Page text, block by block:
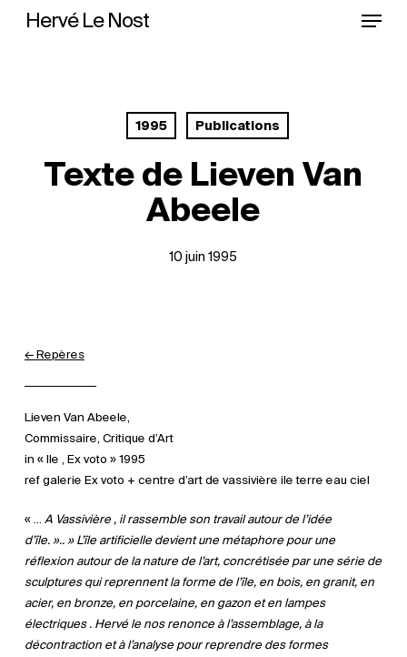
Hervé Le Nost Menu
1995 Publications
Texte de Lieven Van
Abeele
10 juin 1995
← Repères
Lieven Van Abeele,
Commissaire, Critique d’Art
in « Ile , Ex voto » 1995
ref galerie Ex voto + centre d’art de vassivière ile terre eau ciel
« … A Vassivière , il rassemble son travail autour de l’idée
d’île. ».. » L’île artificielle devient une métaphore pour une
réflexion autour de la nature de l’art, concrétisée par une série de
sculptures qui reprennent la forme de l’île, en bois, en granit, en
acier, en bronze, en porcelaine, en gazon et en lampes
électriques . Hervé le nos renonce à l’assemblage, à la
décontraction et à l’analyse pour reprendre des formes